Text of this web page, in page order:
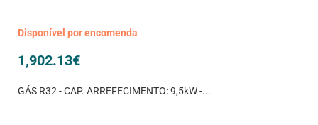
Disponível por encomenda
1,902.13€
GÁS R32 - CAP. ARREFECIMENTO: 9,5kW -...